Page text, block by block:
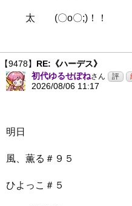
太 (〇o〇;)！！
【9478】 RE:《ハーデス》
初代ゆるせぽねさん
2026/08/06 11:17
明日
風、薫る＃９５
ひよっこ＃５